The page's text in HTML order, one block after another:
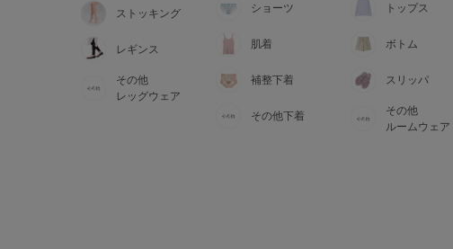
ストッキング
レギンス
その他
レッグウェア
ショーツ
肌着
補整下着
その他下着
トップス
ボトム
スリッパ
その他
ルームウェア